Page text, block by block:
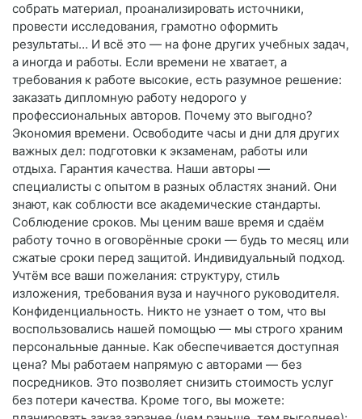
собрать материал, проанализировать источники,
провести исследования, грамотно оформить
результаты… И всё это — на фоне других учебных задач,
а иногда и работы. Если времени не хватает, а
требования к работе высокие, есть разумное решение:
заказать дипломную работу недорого у
профессиональных авторов. Почему это выгодно?
Экономия времени. Освободите часы и дни для других
важных дел: подготовки к экзаменам, работы или
отдыха. Гарантия качества. Наши авторы —
специалисты с опытом в разных областях знаний. Они
знают, как соблюсти все академические стандарты.
Соблюдение сроков. Мы ценим ваше время и сдаём
работу точно в оговорённые сроки — будь то месяц или
сжатые сроки перед защитой. Индивидуальный подход.
Учтём все ваши пожелания: структуру, стиль
изложения, требования вуза и научного руководителя.
Конфиденциальность. Никто не узнает о том, что вы
воспользовались нашей помощью — мы строго храним
персональные данные. Как обеспечивается доступная
цена? Мы работаем напрямую с авторами — без
посредников. Это позволяет снизить стоимость услуг
без потери качества. Кроме того, вы можете: